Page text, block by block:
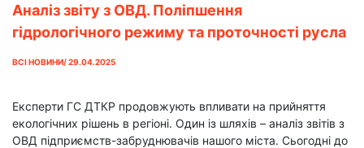
Аналіз звіту з ОВД. Поліпшення
гідрологічного режиму та проточності русла
ВСІ НОВИНИ/ 29.04.2025
Експерти ГС ДТКР продовжують впливати на прийняття
екологічних рішень в регіоні. Один із шляхів – аналіз звітів з
ОВД підприємств-забруднювачів нашого міста. Сьогодні до